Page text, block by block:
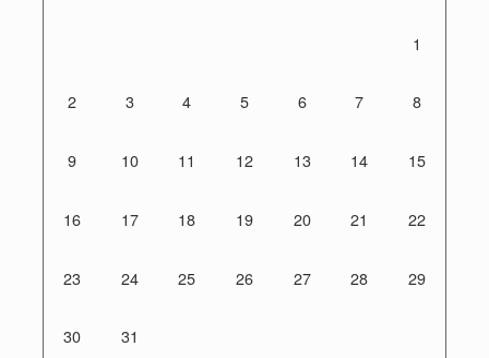
1
2 3 4 5 6 7 8
9 10 11 12 13 14 15
16 17 18 19 20 21 22
23 24 25 26 27 28 29
30 31